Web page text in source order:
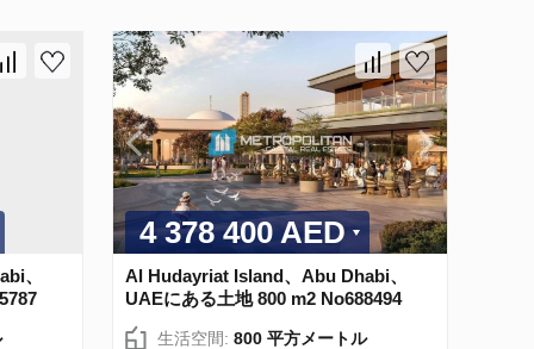
、
4 378 400 AED
Al Hudayriat Island、Abu Dhabi、
UAEにある土地 800 m2 No688494
生活空間: 800 平方メートル